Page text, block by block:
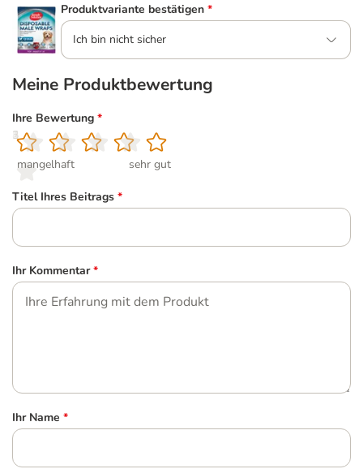
Produktvariante bestätigen *
Ich bin nicht sicher
Meine Produktbewertung
Ihre Bewertung *
1
mangelhaft
2
3
4
5
sehr gut
Titel Ihres Beitrags *
Ihr Kommentar *
Ihr Name *